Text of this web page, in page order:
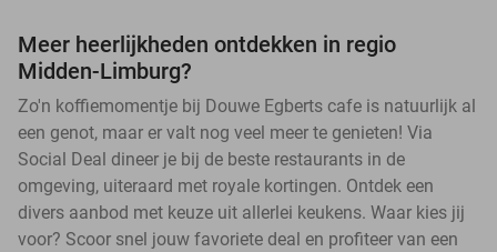
Meer heerlijkheden ontdekken in regio
Midden-Limburg?
Zo'n koffiemomentje bij Douwe Egberts cafe is natuurlijk al
een genot, maar er valt nog veel meer te genieten! Via
Social Deal dineer je bij de beste restaurants in de
omgeving, uiteraard met royale kortingen. Ontdek een
divers aanbod met keuze uit allerlei keukens. Waar kies jij
voor? Scoor snel jouw favoriete deal en profiteer van een